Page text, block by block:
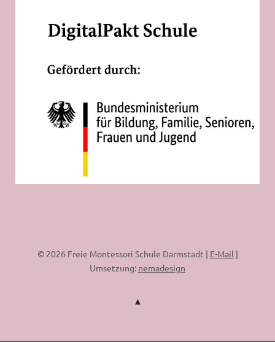
© 2026 Freie Montessori Schule Darmstadt | E-Mail |
Umsetzung: nemadesign